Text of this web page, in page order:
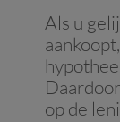
Als u
op de